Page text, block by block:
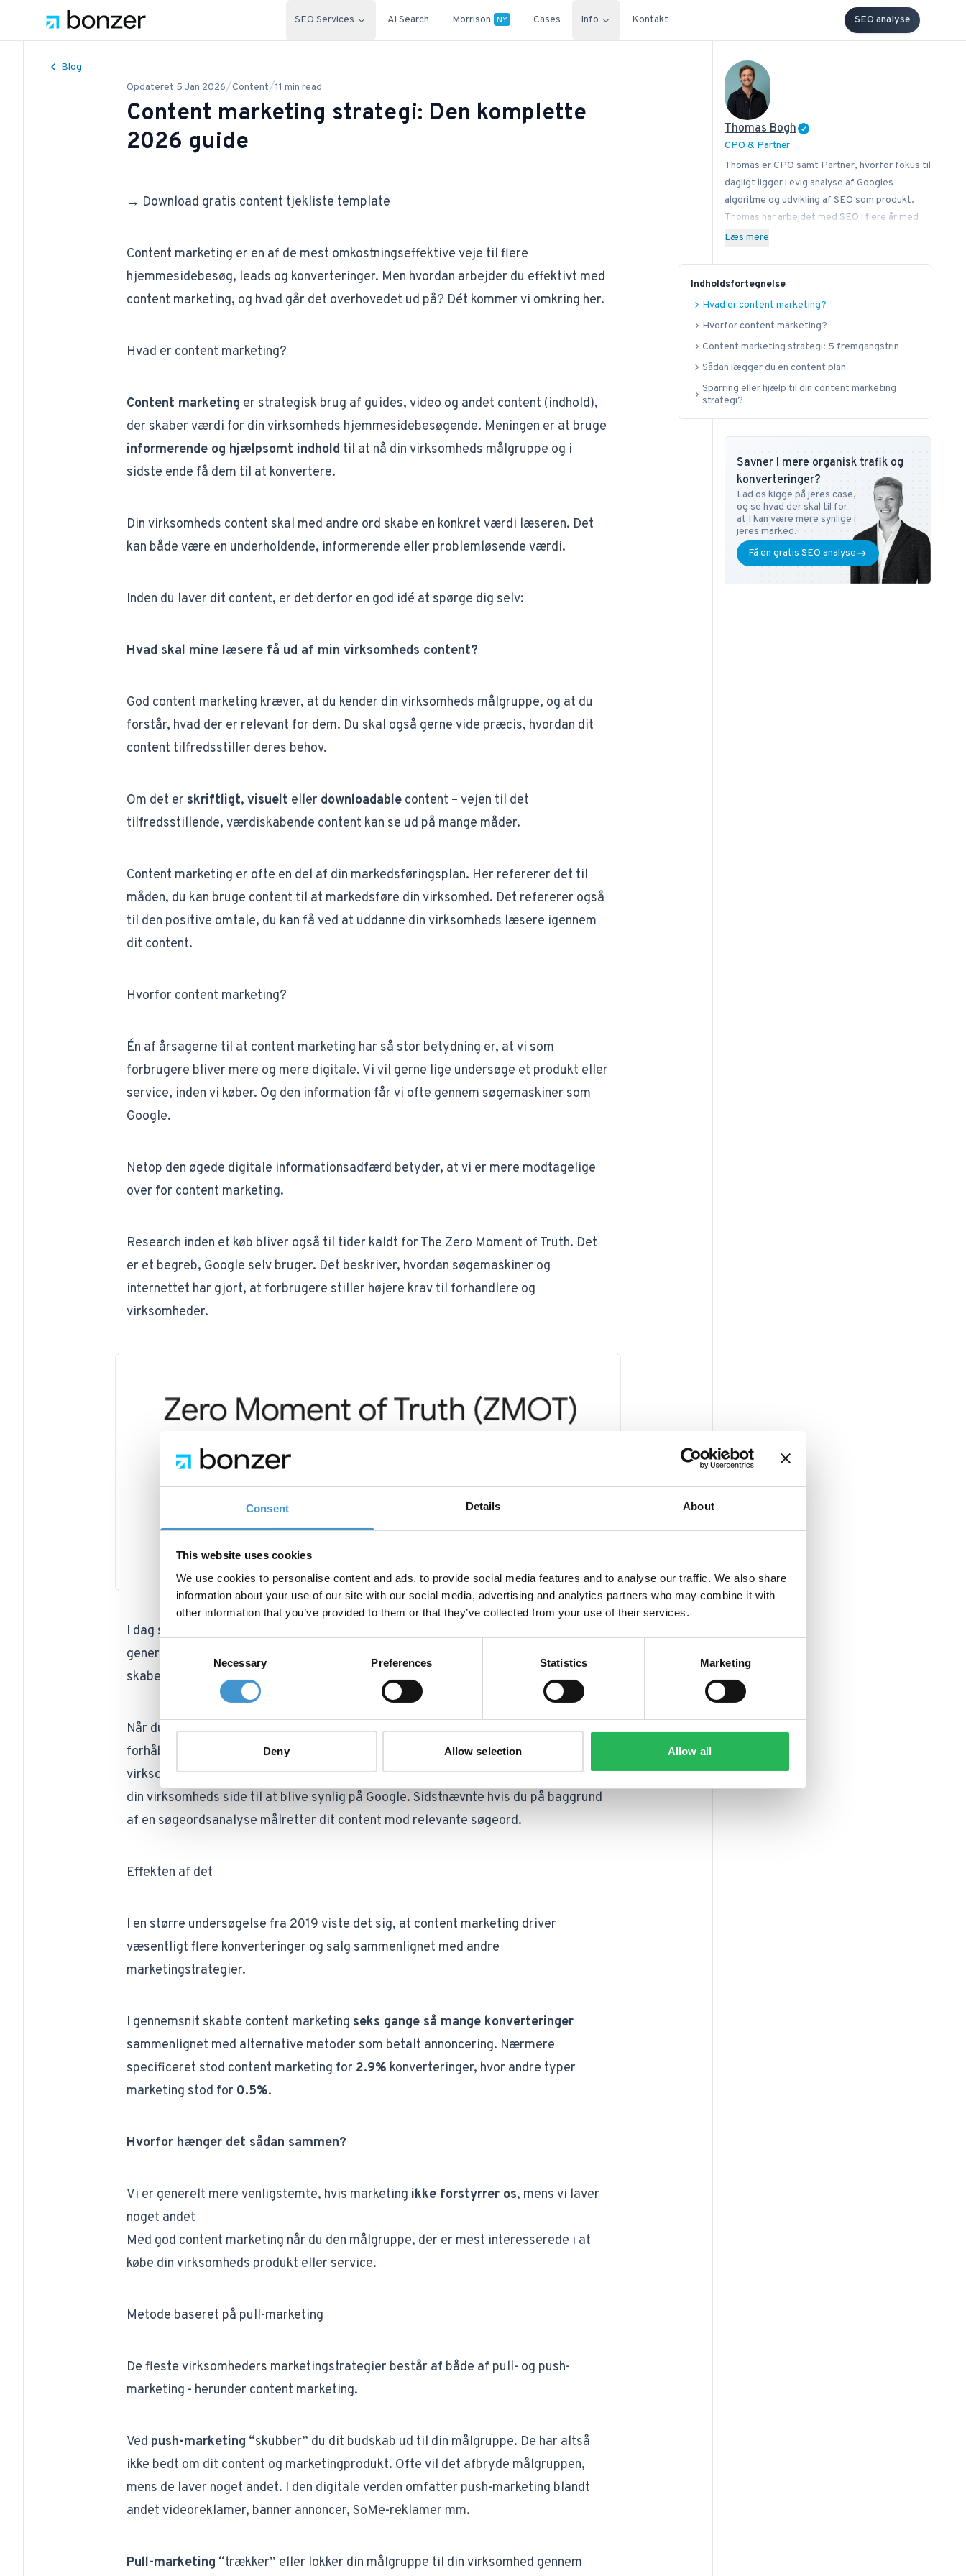
Consent Details About
This website uses cookies
We use cookies to personalise content and ads, to provide social media features and to analyse our traffic. We also share
information about your use of our site with our social media, advertising and analytics partners who may combine it with
other information that you’ve provided to them or that they’ve collected from your use of their services.
Necessary Preferences Statistics Marketing
Deny Allow selection Allow all
SEO Services Ai Search Morrison NY Cases Info Kontakt SEO analyse
Blog
Opdateret 5 Jan 2026/Content/11 min read
Content marketing strategi: Den komplette
2026 guide
→ Download gratis content tjekliste template
Content marketing er en af de mest omkostningseffektive veje til flere
hjemmesidebesøg, leads og konverteringer. Men hvordan arbejder du effektivt med
content marketing, og hvad går det overhovedet ud på? Dét kommer vi omkring her.
Hvad er content marketing?
Content marketing er strategisk brug af guides, video og andet content (indhold),
der skaber værdi for din virksomheds hjemmesidebesøgende. Meningen er at bruge
informerende og hjælpsomt indhold til at nå din virksomheds målgruppe og i
sidste ende få dem til at konvertere.
Din virksomheds content skal med andre ord skabe en konkret værdi læseren. Det
kan både være en underholdende, informerende eller problemløsende værdi.
Inden du laver dit content, er det derfor en god idé at spørge dig selv:
Hvad skal mine læsere få ud af min virksomheds content?
God content marketing kræver, at du kender din virksomheds målgruppe, og at du
forstår, hvad der er relevant for dem. Du skal også gerne vide præcis, hvordan dit
content tilfredsstiller deres behov.
Om det er skriftligt, visuelt eller downloadablecontent – vejen til det
tilfredsstillende, værdiskabende content kan se ud på mange måder.
Content marketing er ofte en del af din markedsføringsplan. Her refererer det til
måden, du kan bruge content til at markedsføre din virksomhed. Det refererer også
til den positive omtale, du kan få ved at uddanne din virksomheds læsere igennem
dit content.
Hvorfor content marketing?
Én af årsagerne til at content marketing har så stor betydning er, at vi som
forbrugere bliver mere og mere digitale. Vi vil gerne lige undersøge et produkt eller
service, inden vi køber. Og den information får vi ofte gennem søgemaskiner som
Google.
Netop den øgede digitale informationsadfærd betyder, at vi er mere modtagelige
over for content marketing.
Research inden et køb bliver også til tider kaldt for The Zero Moment of Truth. Det
er et begreb, Google selv bruger. Det beskriver, hvordan søgemaskiner og
internettet har gjort, at forbrugere stiller højere krav til forhandlere og
virksomheder.
I dag sammenligner forbrugere produkter på nettet, researcher problemet og stiller
generelt krav til din virksomheds hjemmeside. Du skal med andre ord allerede
skabe værdi for dine kunder, før de overhovedet er blevet dine kunder.
Når du laver god content marketing, vil forbrugeren finde dit content – og
forhåbentlig finde det behjælpeligt og nyttigt. Dét er med til at styrke din
virksomheds troværdighed og brand. Samtidig vil dit gode kvalitets-content hjælpe
din virksomheds side til at blive synlig på Google. Sidstnævnte hvis du på baggrund
af en søgeordsanalyse målretter dit content mod relevante søgeord.
Effekten af det
I en større undersøgelse fra 2019 viste det sig, at content marketing driver
væsentligt flere konverteringer og salg sammenlignet med andre
marketingstrategier.
I gennemsnit skabte content marketing seks gange så mange konverteringer
sammenlignet med alternative metoder som betalt annoncering. Nærmere
specificeret stod content marketing for 2.9% konverteringer, hvor andre typer
marketing stod for 0.5%.
Hvorfor hænger det sådan sammen?
Vi er generelt mere venligstemte, hvis marketing ikke forstyrrer os, mens vi laver
noget andet
Med god content marketing når du den målgruppe, der er mest interesserede i at
købe din virksomheds produkt eller service.
Metode baseret på pull-marketing
De fleste virksomheders marketingstrategier består af både af pull- og push-
marketing - herunder content marketing.
Ved push-marketing “skubber” du dit budskab ud til din målgruppe. De har altså
ikke bedt om dit content og marketingprodukt. Ofte vil det afbryde målgruppen,
mens de laver noget andet. I den digitale verden omfatter push-marketing blandt
andet videoreklamer, banner annoncer, SoMe-reklamer mm.
Pull-marketing “trækker” eller lokker din målgruppe til din virksomhed gennem
Thomas Bogh
CPO & Partner
Thomas er CPO samt Partner, hvorfor fokus til
dagligt ligger i evig analyse af Googles
algoritme og udvikling af SEO som produkt.
Thomas har arbejdet med SEO i flere år med
stor passion for at sprede know how på,
Bonzer bidrager Thomas med viden til læserne
hos bl.a. Search Engine Journal, DanDomain og
Detailfolk. Herudover underviser han også i
School samt i SEO på DMJX i København. Har
du ønsker eller spørgsmål vedr. SEO universet,
kan du altid kontakte ham på tb@bonzer.dk
Læs mere
Indholdsfortegnelse
Hvad er content marketing?
Hvorfor content marketing?
Content marketing strategi: 5 fremgangstrin
Sådan lægger du en content plan
Sparring eller hjælp til din content marketing
strategi?
Savner I mere organisk trafik og
konverteringer?
Lad os kigge på jeres case,
og se hvad der skal til for
at I kan være mere synlige i
jeres marked.
Få en gratis SEO analyse